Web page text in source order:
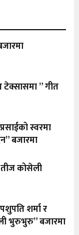
” गीत
स्वरमा
बजारमा
कोसेली
शर्मा र
भुरुभुरु” बजारमा